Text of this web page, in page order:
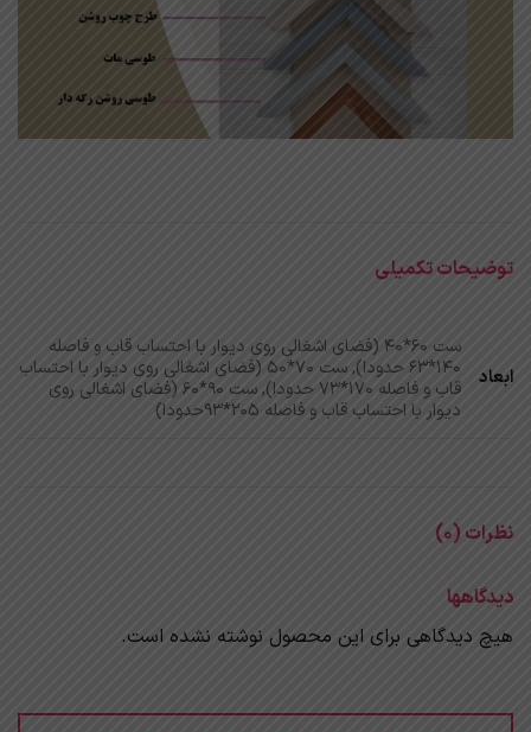
توضیحات تکمیلی
ابعاد
ست 60*40 (فضای اشغالی روی دیوار با احتساب قاب و فاصله
140*63 حدودا), ست 70*50 (فضای اشغالی روی دیوار با احتساب
قاب و فاصله 170*73 حدودا), ست 90*60 (فضای اشغالی روی
دیوار با احتساب قاب و فاصله 205*93حدودا)
نظرات (0)
دیدگاهها
هیچ دیدگاهی برای این محصول نوشته نشده است.